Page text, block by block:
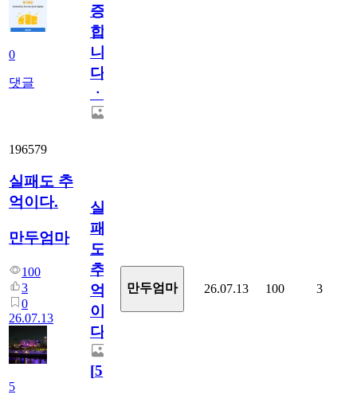
0
댓글
증
합
니
다
ㆍ
196579
실패도 추
억이다.
만두엄마
100
3
0
26.07.13
5
실
패
도
추
억
이
다.
[5]
만두엄마 26.07.13 100 3